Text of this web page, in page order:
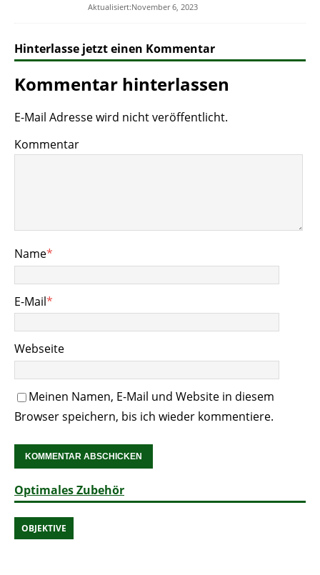
Aktualisiert:November 6, 2023
Hinterlasse jetzt einen Kommentar
Kommentar hinterlassen
E-Mail Adresse wird nicht veröffentlicht.
Kommentar
Name*
E-Mail*
Webseite
Meinen Namen, E-Mail und Website in diesem
Browser speichern, bis ich wieder kommentiere.
Optimales Zubehör
OBJEKTIVE